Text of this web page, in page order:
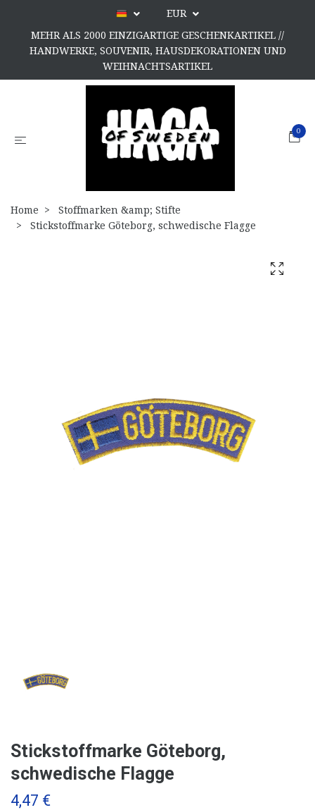
EUR
MEHR ALS 2000 EINZIGARTIGE GESCHENKARTIKEL //
HANDWERKE, SOUVENIR, HAUSDEKORATIONEN UND
WEIHNACHTSARTIKEL
0
Home
Stoffmarken &amp; Stifte
Stickstoffmarke Göteborg, schwedische Flagge
Stickstoffmarke Göteborg,
schwedische Flagge
4,47 €